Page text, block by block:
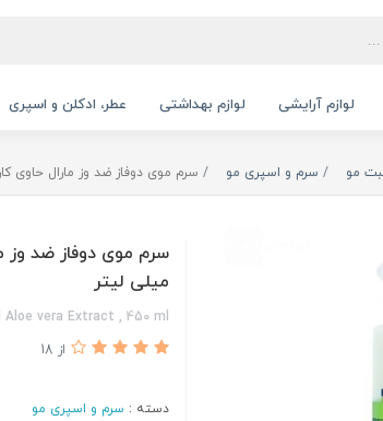
لوازم آرایشی لوازم بهداشتی عطر، ادکلن و اسپری
مو سرم و اسپری مو سرم موی دوفاز ضد وز مارال حاوی کارتین و
میلی لیتر
vera Extract , 450 ml
از 18
دسته : سرم و اسپری مو